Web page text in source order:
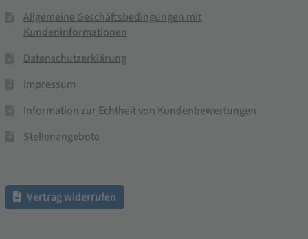
Allgemeine Geschäftsbedingungen mit
Kundeninformationen
Datenschutzerklärung
Impressum
Information zur Echtheit von Kundenbewertungen
Stellenangebote
Vertrag widerrufen